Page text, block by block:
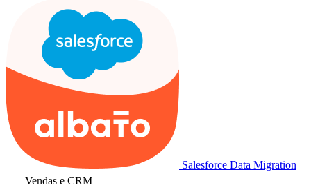
Salesforce Data Migration
Vendas e CRM